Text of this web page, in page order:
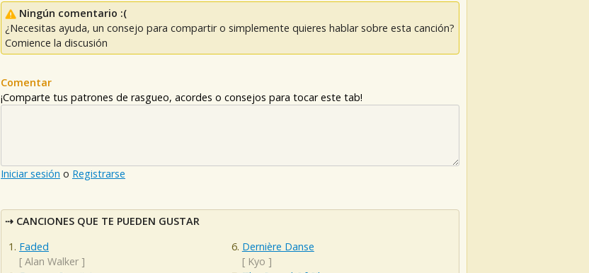
Ningún comentario :(
¿Necesitas ayuda, un consejo para compartir o simplemente quieres hablar sobre esta canción?
Comience la discusión
Comentar
¡Comparte tus patrones de rasgueo, acordes o consejos para tocar este tab!
Iniciar sesión o Registrarse
CANCIONES QUE TE PUEDEN GUSTAR
Faded
[ Alan Walker ]
Dernière Danse
[ Kyo ]